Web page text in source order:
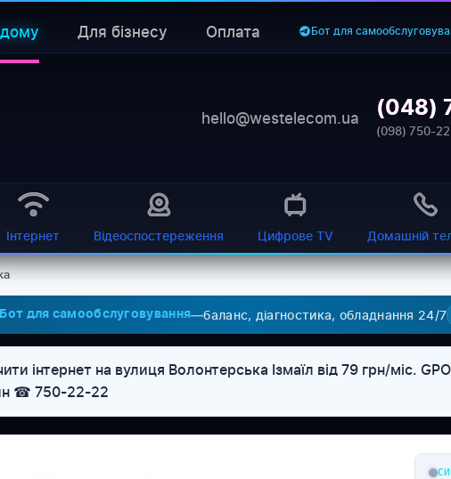
Для бізнесу Оплата Бот для
hello@westelecom.ua (048)
(098) 750-
Інтернет Відеоспостереження Цифрове TV Домашній
Бот для самообслуговування—баланс, діагностика, обладнання 24/7
інтернет на вулиця Волонтерська Ізмаїл від 79 грн/міс.
☎ 750-22-22